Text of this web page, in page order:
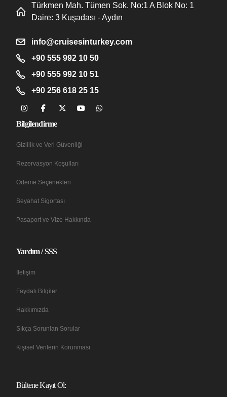
Türkmen Mah. Tümen Sok. No:1 A Blok No: 1
Daire: 3 Kuşadası - Aydın
info@cruisesinturkey.com
+90 555 992 10 50
+90 555 992 10 51
+90 256 618 25 15
Bilgilendirme
Gizlilik ve Veri Güvenliği
Rezervasyon Koşulları
Ödeme Seçenekleri
Seyahat Sigortası
Pasaport ve Vize Hakkında
Yardım / SSS
İletişim
Faydalı Bilgiler
Hakkımızda
Sıkça Sorunlan Sorular
Kişisel Verilerin Korunması
Bültene Kayıt Ol: